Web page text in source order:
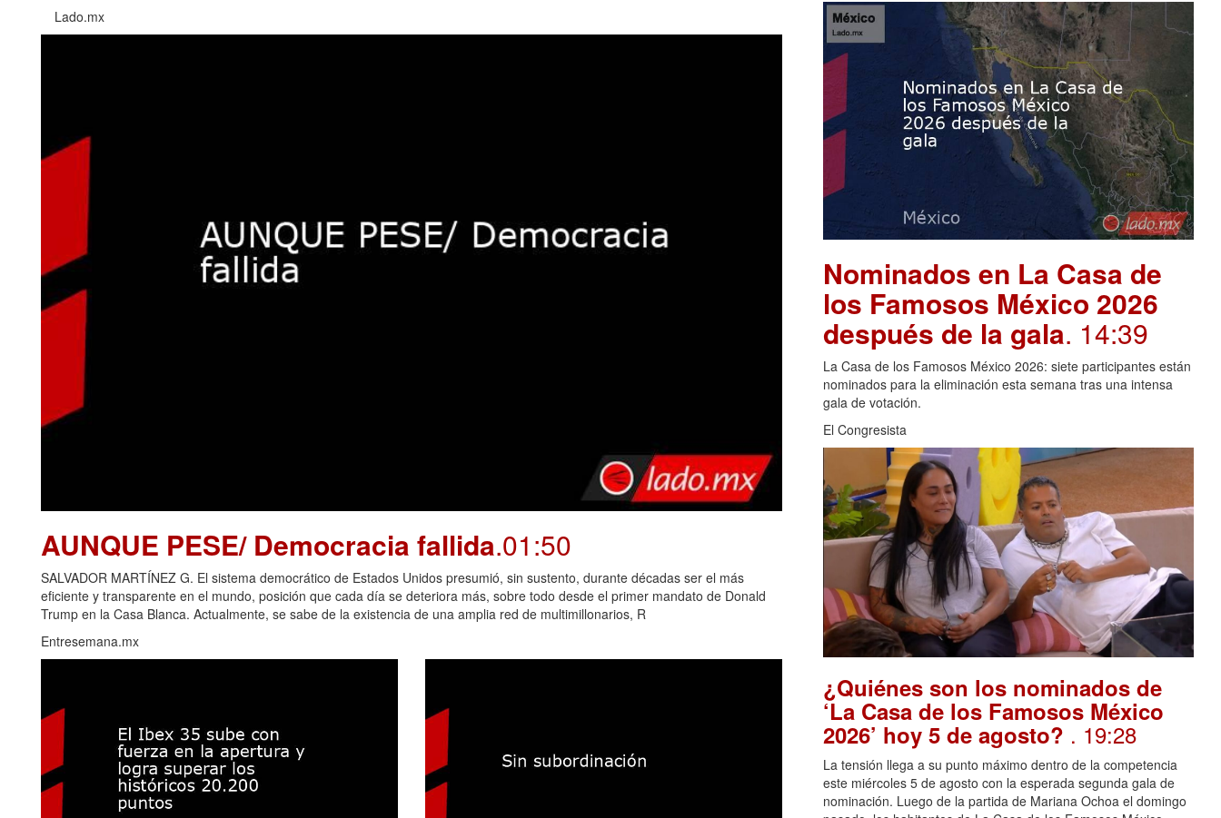
Lado.mx
AUNQUE PESE/ Democracia fallida.01:50
SALVADOR MARTÍNEZ G. El sistema democrático de Estados Unidos presumió, sin sustento, durante décadas ser el más
eficiente y transparente en el mundo, posición que cada día se deteriora más, sobre todo desde el primer mandato de Donald
Trump en la Casa Blanca. Actualmente, se sabe de la existencia de una amplia red de multimillonarios, R
Entresemana.mx
Nominados en La Casa de
los Famosos México 2026
después de la gala. 14:39
La Casa de los Famosos México 2026: siete participantes están
nominados para la eliminación esta semana tras una intensa
gala de votación.
El Congresista
¿Quiénes son los nominados de
‘La Casa de los Famosos México
2026’ hoy 5 de agosto? . 19:28
La tensión llega a su punto máximo dentro de la competencia
este miércoles 5 de agosto con la esperada segunda gala de
nominación. Luego de la partida de Mariana Ochoa el domingo